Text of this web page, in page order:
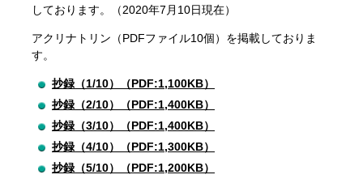
しております。（2020年7月10日現在）
アクリナトリン（PDFファイル10個）を掲載しておりま
す。
抄録（1/10）（PDF:1,100KB）
抄録（2/10）（PDF:1,400KB）
抄録（3/10）（PDF:1,400KB）
抄録（4/10）（PDF:1,300KB）
抄録（5/10）（PDF:1,200KB）